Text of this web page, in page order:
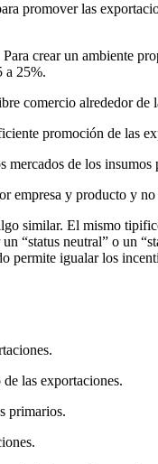
promover las
crear un ambiente
a 25%.
comercio alrededor de
promoción de las
mercados de los
empresa y producto y
similar. El mismo
“status neutral” o un
permite igualar los
las exportaciones.
primarios.